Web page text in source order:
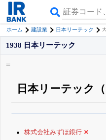
ホーム 建設業 日本リーテック
1938 日本リーテック
日本リーテック
に詳しく分かる無料でβ版
株式会社みずほ銀行